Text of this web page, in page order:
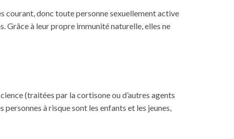
courant, donc toute personne sexuellement active
Grâce à leur propre immunité naturelle, elles ne
(traitées par la cortisone ou d’autres agents
à risque sont les enfants et les jeunes,